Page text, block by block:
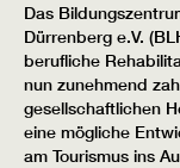
Das
Dürrenberg e.V.
berufliche
nun zunehmend
gesellschaftlichen
eine mögliche
am Tourismus ins